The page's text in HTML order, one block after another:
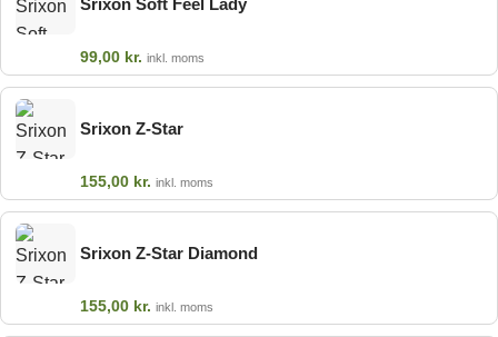
99,00 kr. inkl. moms
Srixon Z-Star
155,00 kr. inkl. moms
Srixon Z-Star Diamond
155,00 kr. inkl. moms